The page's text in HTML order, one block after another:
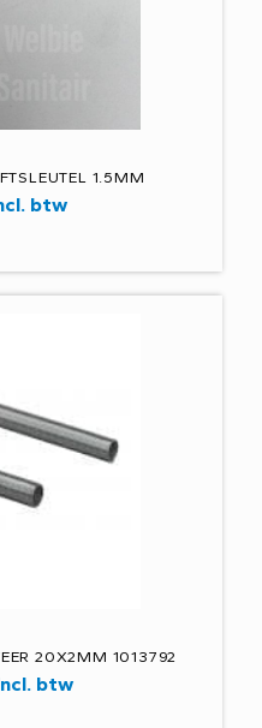
1.5MM
btw
20X2MM 1013792
btw